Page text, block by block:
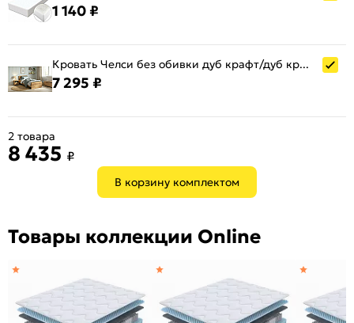
1 140 ₽
Кровать Челси без обивки дуб крафт/дуб крафт без П/М 800x2000, изголовье жесткое
7 295 ₽
В корзину комплектом
2 товара
8 435 ₽
Товары коллекции Online